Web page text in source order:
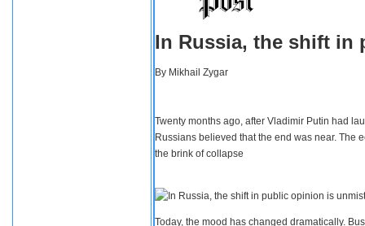
In Russia, the shift in
By Mikhail Zygar
Twenty months ago, after Vladimir Putin had
Russians believed that the end was near. The
the brink of collapse
Today, the mood has changed dramatically.